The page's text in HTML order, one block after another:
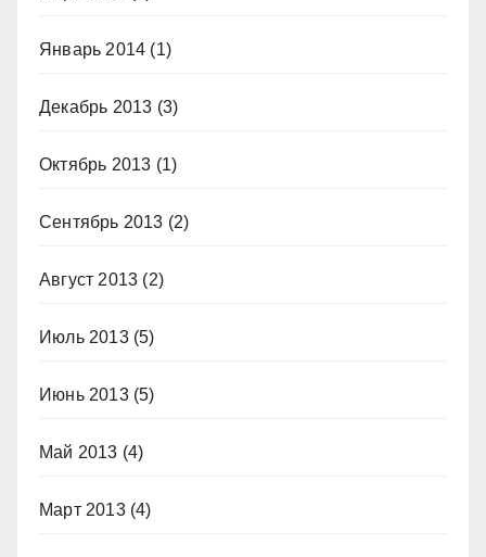
Январь 2014 (1)
Декабрь 2013 (3)
Октябрь 2013 (1)
Сентябрь 2013 (2)
Август 2013 (2)
Июль 2013(5)
Июнь 2013(5)
Май 2013 (4)
Март 2013(4)